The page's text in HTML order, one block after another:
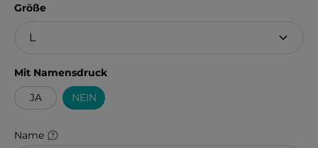
Größeauswählen
Mit Namensdruckauswählen
JA
NEIN
Name